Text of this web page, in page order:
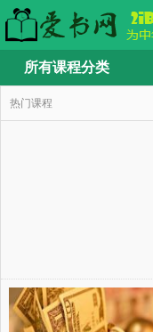
所有课程分类
热门课程